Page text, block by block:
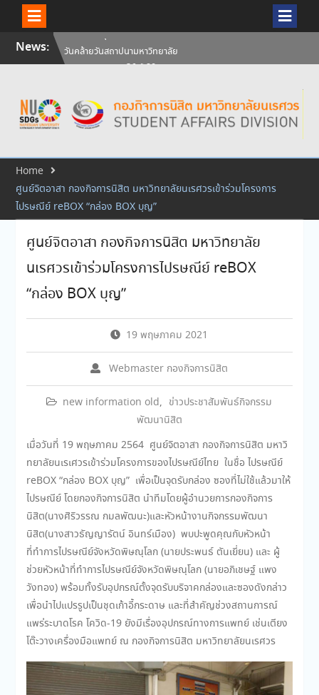
SkipNews:
วันคล้ายวันสถาปนามหาวิทยาลัย
นเรศวร ครบรอบ 36 ปี 29
สัมภาษณ์นิสิตเพื่อพิจารณาเข้ารับ
ทุนการศึกษามหาวิทยาลัยนเรศวร
ประจำปีการศึกษา 256
แก่นิสิตปัจจุบัน
Home
ศูนย์จิตอาสา กองกิจการนิสิต มหาวิทยาลัยนเรศวรเข้าร่วมโครงการ
ไปรษณีย์ reBOX “กล่อง BOX บุญ”
ศูนย์จิตอาสา กองกิจการนิสิต มหาวิทยาลัย
นเรศวรเข้าร่วมโครงการไปรษณีย์ reBOX
“กล่อง BOX บุญ”
19 พฤษภาคม 2021
Webmaster กองกิจการนิสิต
new information old, ข่าวประชาสัมพันธ์กิจกรรม
พัฒนานิสิต
เมื่อวันที่ 19 พฤษภาคม 2564 ศูนย์จิตอาสา กองกิจการนิสิต มหาวิ
ทยาลัยนเรเศวรเข้าร่วมโครงการของไปรษณีย์ไทย ในชื่อ ไปรษณีย์
reBOX “กล่อง BOX บุญ” เพื่อเป็นจุดรับกล่อง ซองที่ไม่ใช้แล้วมาให้
ไปรษณีย์ โดยกองกิจการนิสิต นำทีมโดยผู้อำนวยการกองกิจการ
นิสิต(นางศิริวรรณ กมลพัฒนะ)และหัวหน้างานกิจกรรมพัฒนา
นิสิต(นางสาวธัญญารัตน์ อินทร์เมือง) พบปะพูดคุณกับหัวหน้า
ที่ทำการไปรษณีย์จังหวัดพิษณุโลก (นายประพนธ์ ตันเยี่ยน) และ ผู้
ช่วยหัวหน้าที่ทำการไปรษณีย์จังหวัดพิษณุโลก (นายอภิเชษฐ์ แพง
วังทอง) พร้อมทั้งรับอุปกรณ์ตั้งจุดรับบริจาคกล่องและซองดังกล่าว
เพื่อนำไปแปรรูปเป็นชุดเก้าอี้กระดาษ และที่สำคัญช่วงสถานการณ์
แพร่ระบาดโรค โควิด-19 ยังมีเรื่องอุปกรณ์ทางการแพทย์ เช่นเตียง
โต๊ะวางเครื่องมือแพทย์ ณ กองกิจการนิสิต มหาวิทยาลัยนเรศวร